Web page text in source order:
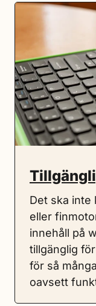
Det ska inte
eller
innehåll på
tillgänglig
för så
oavsett